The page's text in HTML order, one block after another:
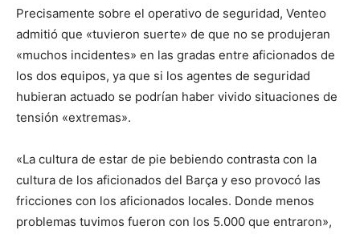
Precisamente sobre el operativo de seguridad, Venteo
admitió que «tuvieron suerte» de que no se produjeran
«muchos incidentes» en las gradas entre aficionados de
los dos equipos, ya que si los agentes de seguridad
hubieran actuado se podrían haber vivido situaciones de
tensión «extremas».
«La cultura de estar de pie bebiendo contrasta con la
cultura de los aficionados del Barça y eso provocó las
fricciones con los aficionados locales. Donde menos
problemas tuvimos fueron con los 5.000 que entraron»,